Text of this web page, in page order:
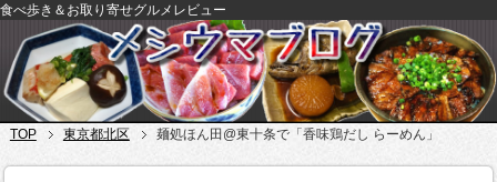
食べ歩き＆お取り寄せグルメレビュー
TOP 東京都北区 麺処ほん田@東十条で「香味鶏だし らーめん」